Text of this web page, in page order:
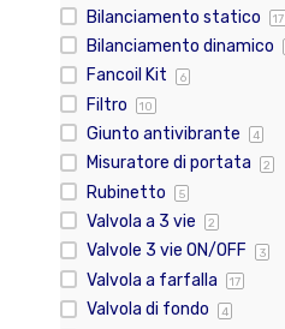
Bilanciamento statico 17
Bilanciamento dinamico
Fancoil Kit 6
Filtro 10
Giunto antivibrante 4
Misuratore di portata 2
Rubinetto 5
Valvola a 3 vie 2
Valvole 3 vie ON/OFF 3
Valvola a farfalla 17
Valvola di fondo 4